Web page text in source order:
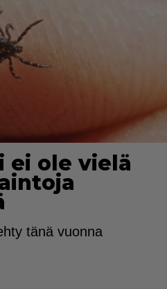
ei ole vielä
tänä vuonna